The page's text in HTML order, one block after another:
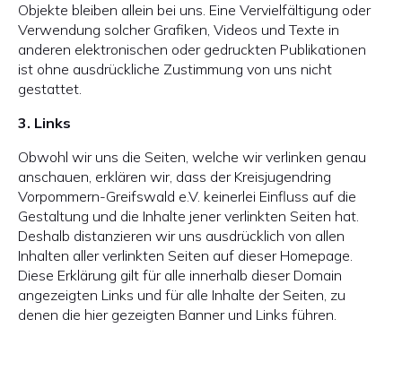
Objekte bleiben allein bei uns. Eine Vervielfältigung oder
Verwendung solcher Grafiken, Videos und Texte in
anderen elektronischen oder gedruckten Publikationen
ist ohne ausdrückliche Zustimmung von uns nicht
gestattet.
3. Links
Obwohl wir uns die Seiten, welche wir verlinken genau
anschauen, erklären wir, dass der Kreisjugendring
Vorpommern-Greifswald e.V. keinerlei Einfluss auf die
Gestaltung und die Inhalte jener verlinkten Seiten hat.
Deshalb distanzieren wir uns ausdrücklich von allen
Inhalten aller verlinkten Seiten auf dieser Homepage.
Diese Erklärung gilt für alle innerhalb dieser Domain
angezeigten Links und für alle Inhalte der Seiten, zu
denen die hier gezeigten Banner und Links führen.